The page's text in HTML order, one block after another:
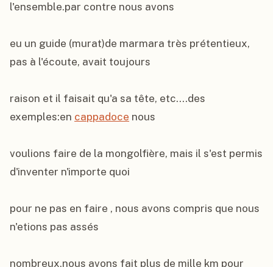
l'ensemble.par contre nous avons
eu un guide (murat)de marmara très prétentieux,
pas à l'écoute, avait toujours
raison et il faisait qu'a sa tête, etc....des
exemples:en cappadoce nous
voulions faire de la mongolfière, mais il s'est permis
d'inventer n'importe quoi
pour ne pas en faire , nous avons compris que nous
n'etions pas assés
nombreux.nous avons fait plus de mille km pour